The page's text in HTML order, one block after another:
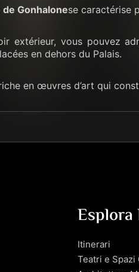
de Gonhalonese caractérise
extérieur, vous pouvez
en dehors du Palais.
en œuvres d’art qui
Esplora
Itinerari
Teatri e Spazi